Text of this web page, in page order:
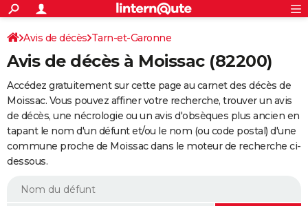
ACTUALITÉS
Politique
Société
Faits Divers
Education
Monde
Villes
+
SPORT
Coupe du monde 2026
Football
Tennis
Cyclisme
Rugby
Forum
Programme TV
TNTStreaming
Cinéma
Sorties cinéma
Musique
+
FINANCE
Retraite
Epargne
Immobilier
Risques naturels par ville
Assurance
AUTO
Essais
Réserver un essai
Citadines
Berlines
SUV
Forum auto
+
HIGH-TECH
BRICOLAGE
S'inscrire
Connexion
Avis de décès Tarn-et-Garonne
Avis de décès à Moissac (82200)
Accédez gratuitement sur cette page au carnet des décès de
Moissac. Vous pouvez affiner votre recherche, trouver un avis
de décès, une nécrologie ou un avis d'obsèques plus ancien en
tapant le nom d'un défunt et/ou le nom (ou code postal) d'une
commune proche de Moissac dans le moteur de recherche ci-
dessous.